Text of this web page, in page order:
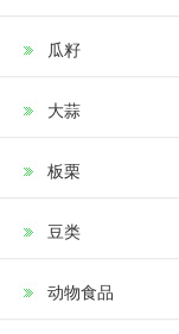
瓜籽
大蒜
板栗
豆类
动物食品